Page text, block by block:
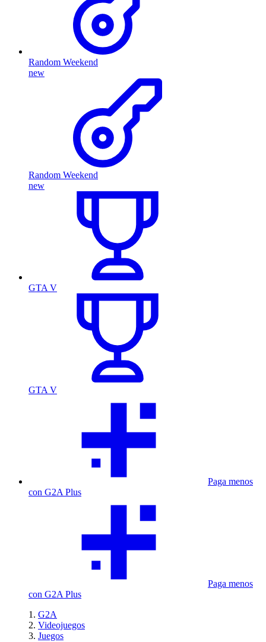
Random Weekend
new
Random Weekend
new
GTA V
GTA V
Paga menos
con G2A Plus
Paga menos
con G2A Plus
G2A
Videojuegos
Juegos